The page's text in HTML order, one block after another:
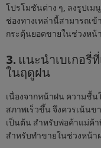
โปรโมชันต่าง ๆ, ลงรูปเม
ช่องทางเหล่านี้สามารถเข้
กระตุ้นยอดขายในช่วงหน้
3. แนะนำเบเกอรี่
ในฤดูฝน
เนื่องจากหน้าฝน ความชื้น
สภาพเร็วขึ้น จึงควรเน้นข
เป็นต้น สำหรับพ่อค้าแม่ค้า
สำหรับทำขายในช่วงหน้า